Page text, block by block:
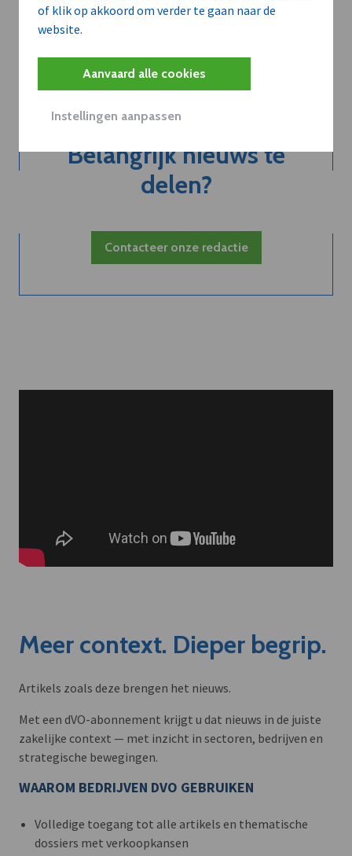
of klik op akkoord om verder te gaan naar de
website.
Aanvaard alle cookies
Instellingen aanpassen
Belangrijk nieuws te
delen?
Contacteer onze redactie
Meer context. Dieper begrip.
Artikels zoals deze brengen het nieuws.
Met een dVO-abonnement krijgt u dat nieuws in de juiste
zakelijke context — met inzicht in sectoren, bedrijven en
strategische bewegingen.
WAAROM BEDRIJVEN DVO GEBRUIKEN
Volledige toegang tot alle artikels en thematische
dossiers met verkoopkansen